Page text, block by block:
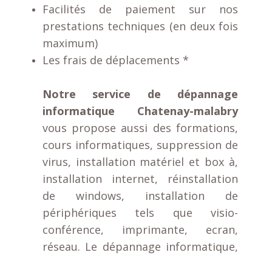
Facilités de paiement sur nos
prestations techniques (en deux fois
maximum)
Les frais de déplacements *
Notre service de dépannage
informatique Chatenay-malabry
vous propose aussi des formations,
cours informatiques, suppression de
virus, installation matériel et box à,
installation internet, réinstallation
de windows, installation de
périphériques tels que visio-
conférence, imprimante, ecran,
réseau. Le dépannage informatique,